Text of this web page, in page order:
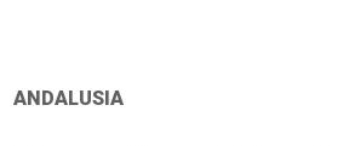
ANDALUSIA